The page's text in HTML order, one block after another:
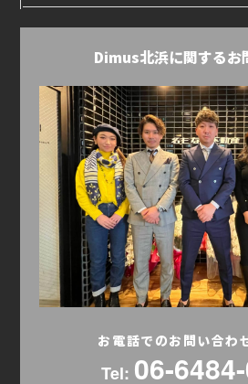
Dimus北浜に関するお
お電話でのお問い合わ
Tel: 06-